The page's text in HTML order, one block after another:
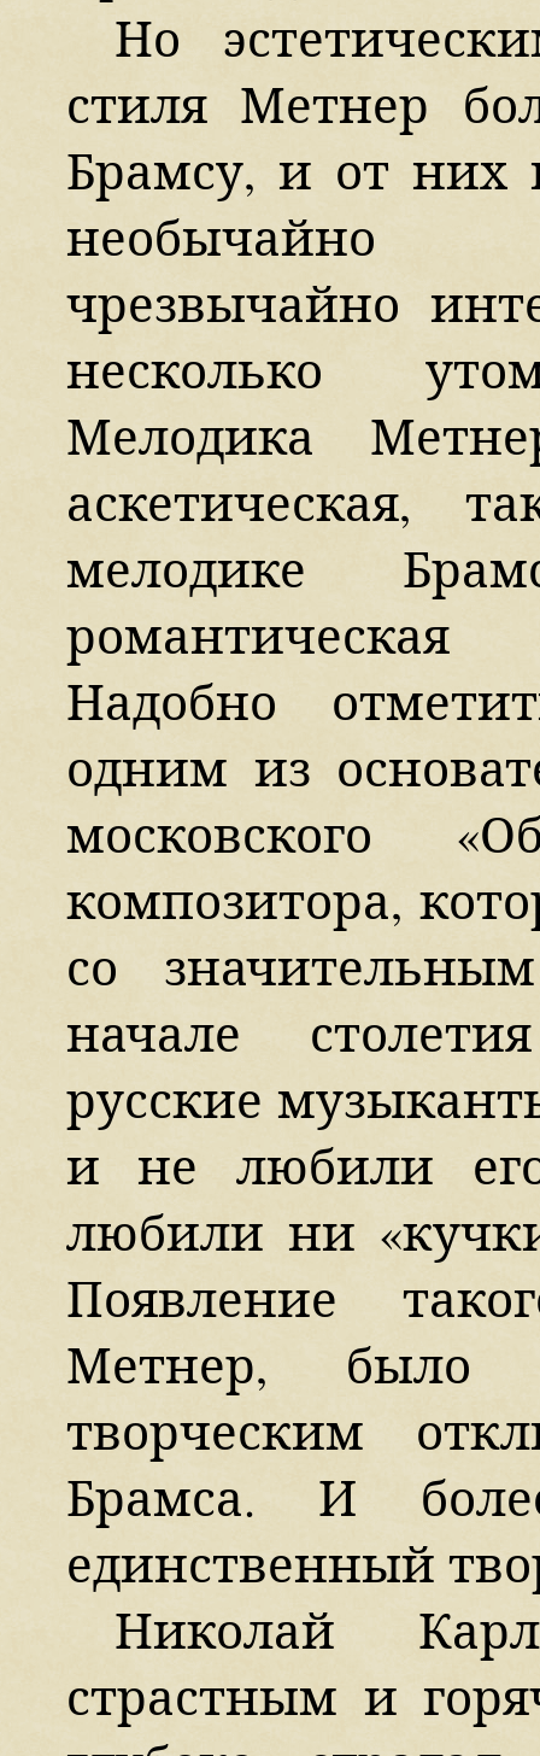
Но
стиля Метнер
Брамсу, и от них
необычайно
чрезвычайно
несколько
Мелодика
аскетическая,
мелодике
Надобно
одним из
московского
композитора,
со
начале
русские
и не любили
любили ни
Появление
Метнер,
творческим
Брамса. И
единственный
Николай
страстным и